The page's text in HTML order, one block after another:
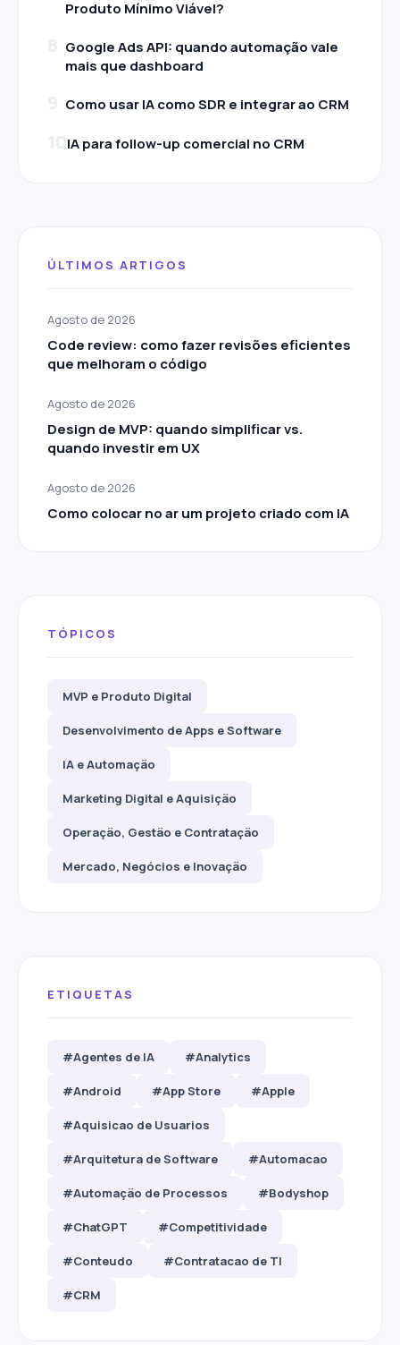
Produto Mínimo Viável?
Google Ads API: quando automação vale
mais que dashboard
Como usar IA como SDR e integrar ao CRM
IA para follow-up comercial no CRM
ÚLTIMOS ARTIGOS
Agosto de 2026
Code review: como fazer revisões eficientes
que melhoram o código
Agosto de 2026
Design de MVP: quando simplificar vs.
quando investir em UX
Agosto de 2026
Como colocar no ar um projeto criado com IA
TÓPICOS
MVP e Produto Digital
Desenvolvimento de Apps e Software
IA e Automação
Marketing Digital e Aquisição
Operação, Gestão e Contratação
Mercado, Negócios e Inovação
ETIQUETAS
#Agentes de IA #Analytics
#Android #App Store #Apple
#Aquisicao de Usuarios
#Arquitetura de Software #Automacao
#Automação de Processos #Bodyshop
#ChatGPT #Competitividade
#Conteudo #Contratacao de TI
#CRM